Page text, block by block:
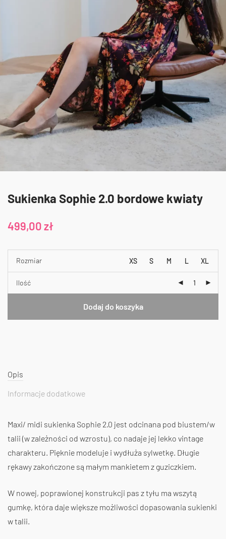
Sukienka Sophie 2.0 bordowe kwiaty
499,00zł
Rozmiar XS S M L XL
Ilość
Dodaj do koszyka
Opis
Informacje dodatkowe
Maxi/ midi sukienka Sophie 2.0 jest odcinana pod biustem/w
talii (w zależności od wzrostu), co nadaje jej lekko vintage
charakteru. Pięknie modeluje i wydłuża sylwetkę. Długie
rękawy zakończone są małym mankietem z guziczkiem.
W nowej, poprawionej konstrukcji pas z tyłu ma wszytą
gumkę, która daje większe możliwości dopasowania sukienki
w talii.